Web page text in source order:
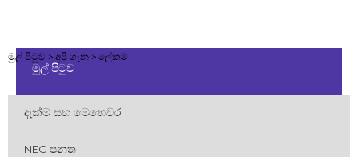
මුල් පිටුව
අපි ගැන
අපගේ මූලික කාර්යයන්
මුල් පිටුව > අපි ගැන > ලේකම්
දැක්ම සහ මෙහෙවර
NEC පනත